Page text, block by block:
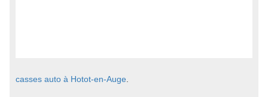
casses auto à Hotot-en-Auge